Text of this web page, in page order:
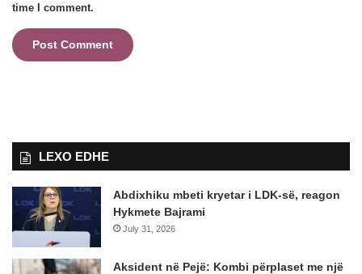
time I comment.
LEXO EDHE
Abdixhiku mbeti kryetar i LDK-së, reagon
Hykmete Bajrami
July 31, 2026
Aksident në Pejë: Kombi përplaset me një